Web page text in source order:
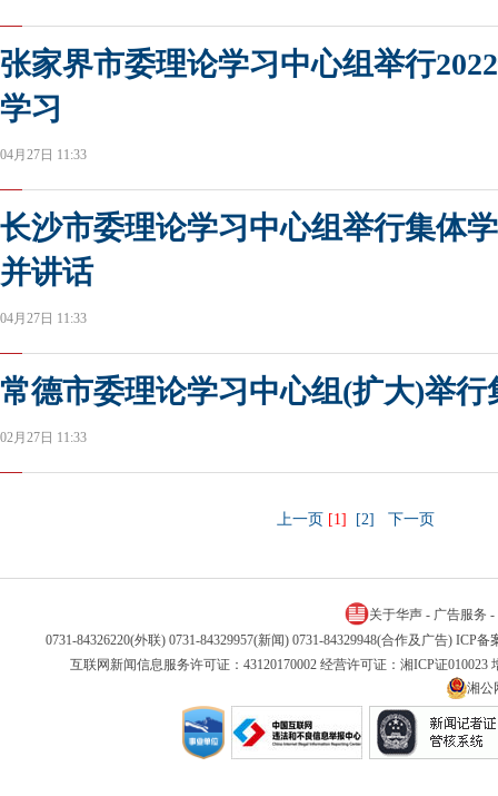
张家界市委理论学习中心组举行
学习
04月27日 11:33
长沙市委理论学习中心组举行集体
并讲话
04月27日 11:33
常德市委理论学习中心组(扩大)举行
02月27日 11:33
上一页 [1] [2] 下一页
关于华声 - 广告服务 -
0731-84326220(外联) 0731-84329957(新闻) 0731-84329948(合作及广告) ICP备
互联网新闻信息服务许可证：43120170002 经营许可证：湘ICP证
湘公